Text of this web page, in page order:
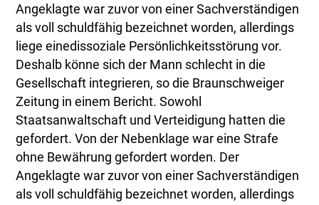
Angeklagte war zuvor von einer Sachverständigen
als voll schuldfähig bezeichnet worden, allerdings
liege einedissoziale Persönlichkeitsstörung vor.
Deshalb könne sich der Mann schlecht in die
Gesellschaft integrieren, so die Braunschweiger
Zeitung in einem Bericht. Sowohl
Staatsanwaltschaft und Verteidigung hatten die
gefordert. Von der Nebenklage war eine Strafe
ohne Bewährung gefordert worden. Der
Angeklagte war zuvor von einer Sachverständigen
als voll schuldfähig bezeichnet worden, allerdings